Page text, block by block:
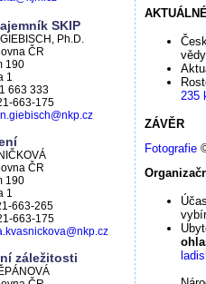
SKIP
Ph.D.
ČR
190
1
663 333
663-175
ČR
190
1
663-265
663-175
záležitosti
235
ZÁVĚR
Fotografie